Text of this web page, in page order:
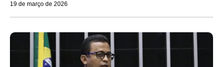
19 de março de 2026